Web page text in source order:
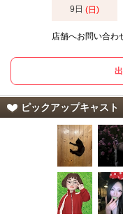
9日 (日)
店舗へお問い合わ
ピックアップキャスト